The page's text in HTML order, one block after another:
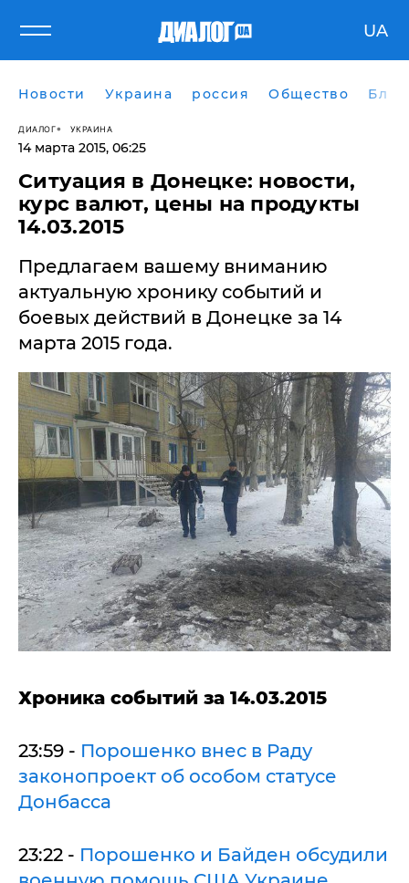
UA
Новости Украина россия Общество
ДИАЛОГ УКРАИНА
14 марта 2015, 06:25
Ситуация в Донецке: новости,
курс валют, цены на продукты
14.03.2015
Предлагаем вашему вниманию
актуальную хронику событий и
боевых действий в Донецке за 14
марта 2015 года.
Хроника событий за 14.03.2015
23:59 - Порошенко внес в Раду
законопроект об особом статусе
Донбасса
23:22 - Порошенко и Байден обсудили